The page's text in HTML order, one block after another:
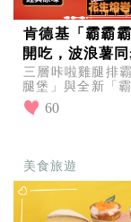
肯德基「霸霸
開吃，波浪薯
三層咔啦雞腿排
腿堡」與全新「
友敲碗回歸的勁
60
美食旅遊